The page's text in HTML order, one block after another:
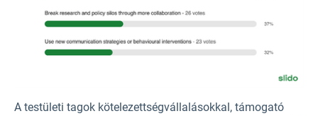
A testületi tagok kötelezettségvállalásokkal, támogató